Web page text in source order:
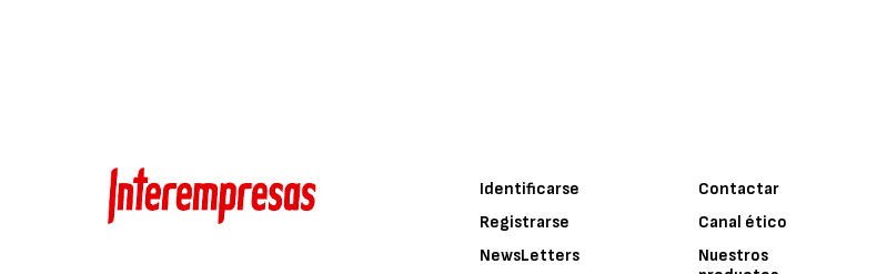
Identificarse
Registrarse
NewsLetters
Contactar
Canal ético
Nuestros